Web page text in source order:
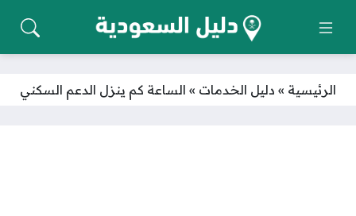
الرئيسية » دليل الخدمات » الساعة كم ينزل الدعم السكني